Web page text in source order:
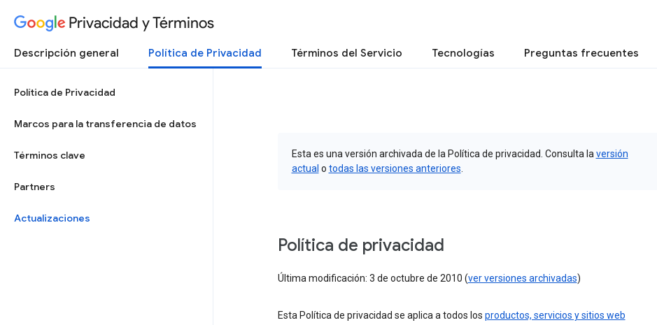
Privacidad y Términos
Descripción general Política de Privacidad Términos del Servicio Tecnologías Preguntas frecuentes
Política de Privacidad
Marcos para la transferencia de datos
Términos clave
Partners
Actualizaciones
Esta es una versión archivada de la Política de privacidad. Consulta la versión
actual o todas las versiones anteriores
Política de privacidad
Última modificación: 3 de octubre de 2010 (ver versiones archivadas)
Esta Política de privacidad se aplica a todos los productos, servicios y sitios web